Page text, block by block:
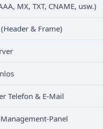
MX, TXT, CNAME, usw.)
& Frame)
Telefon & E-Mail
Panel